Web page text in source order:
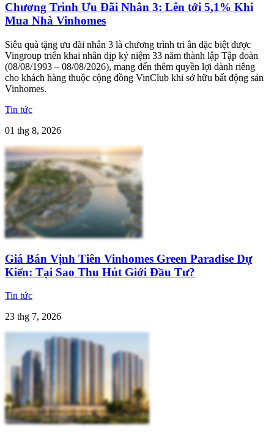
Chương Trình Ưu Đãi Nhân 3: Lên tới 5,1% Khi
Mua Nhà Vinhomes
Siêu quà tặng ưu đãi nhân 3 là chương trình tri ân đặc biệt được
Vingroup triển khai nhân dịp kỷ niệm 33 năm thành lập Tập đoàn
(08/08/1993 – 08/08/2026), mang đến thêm quyền lợi dành riêng
cho khách hàng thuộc cộng đồng VinClub khi sở hữu bất động sản
Vinhomes.
Tin tức
01 thg 8, 2026
Giá Bán Vịnh Tiên Vinhomes Green Paradise Dự
Kiến: Tại Sao Thu Hút Giới Đầu Tư?
Tin tức
23 thg 7, 2026